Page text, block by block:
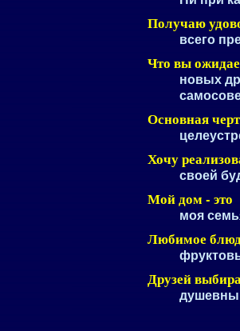
Получаю
всего
Что вы
новых
Основная
Хочу
своей
Мой дом - это
моя
Любимое
Друзей